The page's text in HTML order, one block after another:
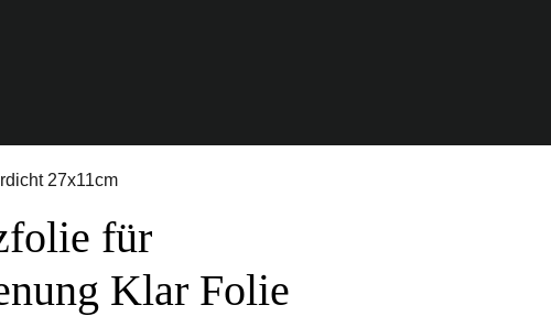
27x11cm
für
Klar Folie